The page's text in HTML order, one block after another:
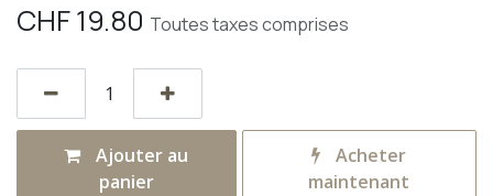
CHF19.80 Toutes taxes comprises
Ajouter au
panier
Acheter
maintenant